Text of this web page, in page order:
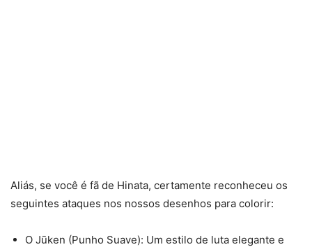
Aliás, se você é fã de Hinata, certamente reconheceu os
seguintes ataques nos nossos desenhos para colorir:
O Jūken (Punho Suave): Um estilo de luta elegante e